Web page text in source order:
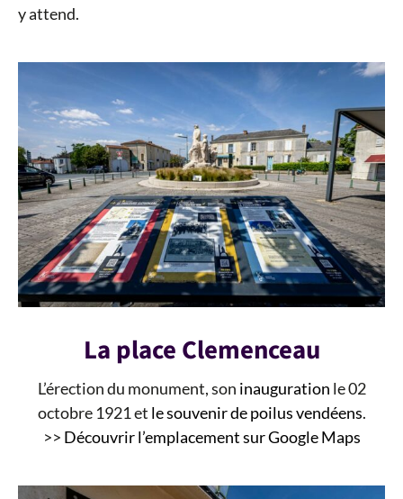
y attend.
La place Clemenceau
L’érection du monument, son inauguration le 02
octobre 1921 et le souvenir de poilus vendéens.
>> Découvrir l’emplacement sur Google Maps